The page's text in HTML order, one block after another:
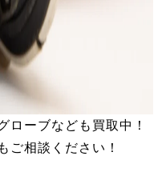
ローブなども買取中！
ご相談ください！